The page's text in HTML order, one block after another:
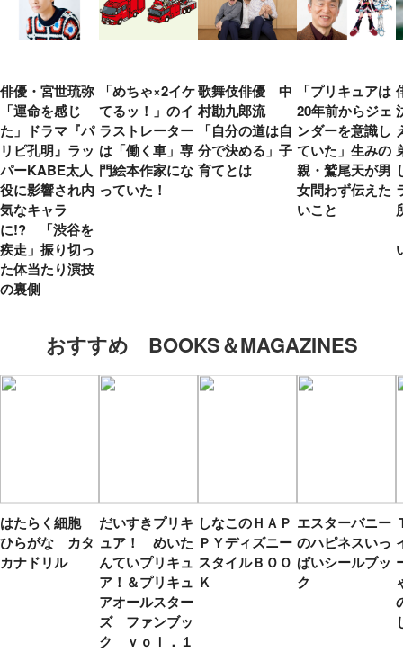
俳優・宮世琉弥
「運命を感じ
た」ドラマ『パ
リピ孔明』ラッ
パーKABE太人
役に影響され内
気なキャラ
に!? 「渋谷を
疾走」振り切っ
た体当たり演技
の裏側
「めちゃ×2イケ
てるッ！」のイ
ラストレーター
は「働く車」専
門絵本作家にな
っていた！
歌舞伎俳優 中
村勘九郎流
「自分の道は自
分で決める」子
育てとは
「プリキュアは
20年前からジェ
ンダーを意識し
ていた」生みの
親・鷲尾天が男
女問わず伝えた
いこと
おすすめ BOOKS＆MAGAZINES
はたらく細胞
ひらがな カタ
カナドリル
だいすきプリキ
ュア！ めいた
んていプリキュ
ア！＆プリキュ
アオールスター
ズ ファンブッ
ク ｖｏｌ．１
しなこのＨＡＰ
ＰＹディズニー
スタイルＢＯＯ
Ｋ
エスターバニー
のハピネスいっ
ぱいシールブッ
ク